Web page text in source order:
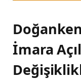
İmara